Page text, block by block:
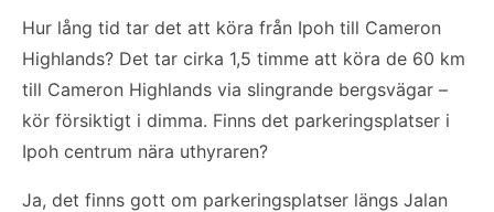
Hur lång tid tar det att köra från Ipoh till Cameron
Highlands? Det tar cirka 1,5 timme att köra de 60 km
till Cameron Highlands via slingrande bergsvägar –
kör försiktigt i dimma. Finns det parkeringsplatser i
Ipoh centrum nära uthyraren?
Ja, det finns gott om parkeringsplatser längs Jalan